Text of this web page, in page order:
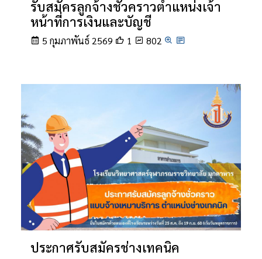
รับสมัครลูกจ้างชั่วคราวตำแหน่งเจ้า
หน้าที่การเงินและบัญชี
5 กุมภาพันธ์ 2569 1 802
ประกาศรับสมัครช่างเทคนิค